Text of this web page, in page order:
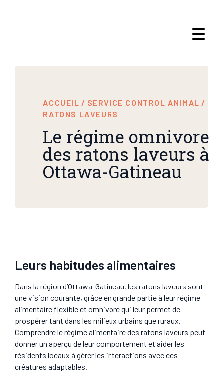
ACCUEIL / SERVICE CONTROL ANIMAL
/
RATONS LAVEURS
Le régime omnivore
des ratons laveurs à
Ottawa-Gatineau
Leurs habitudes alimentaires
Dans la région d’Ottawa-Gatineau, les ratons laveurs sont
une vision courante, grâce en grande partie à leur régime
alimentaire flexible et omnivore qui leur permet de
prospérer tant dans les milieux urbains que ruraux.
Comprendre le régime alimentaire des ratons laveurs peut
donner un aperçu de leur comportement et aider les
résidents locaux à gérer les interactions avec ces
créatures adaptables.